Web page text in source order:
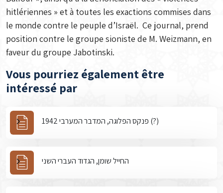
hitlériennes » et à toutes les exactions commises dans
le monde contre le peuple d’Israël. Ce journal, prend
position contre le groupe sioniste de M. Weizmann, en
faveur du groupe Jabotinski.
Vous pourriez également être
intéressé par
פנקס הפלוגה, המדבר המערבי 1942 (?)
החייל שומן, הגדוד העברי השני